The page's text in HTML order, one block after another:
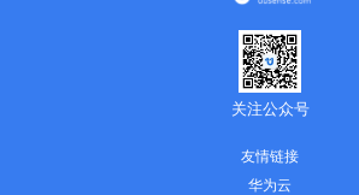
关注公众号
友情链接
华为云